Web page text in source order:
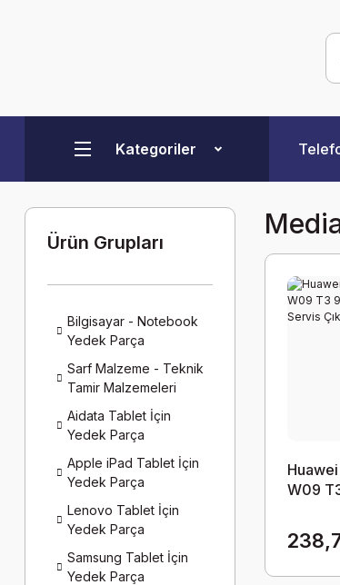
Kategoriler
Ürün Grupları
Bilgisayar - Notebook
Yedek Parça
Sarf Malzeme - Teknik
Tamir Malzemeleri
Aidata Tablet İçin
Yedek Parça
Apple iPad Tablet İçin
Yedek Parça
Lenovo Tablet İçin
Yedek Parça
Samsung Tablet İçin
Yedek Parça
W09
EL